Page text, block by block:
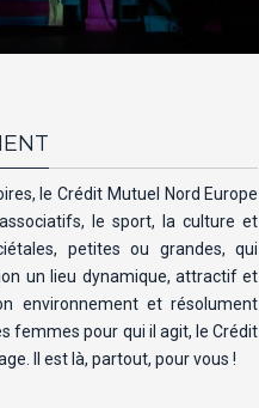
le Crédit Mutuel Nord Europe
le sport, la culture et
petites ou grandes, qui
un lieu dynamique, attractif et
environnement et résolument
femmes pour qui il agit, le Crédit
Il est là, partout, pour vous !